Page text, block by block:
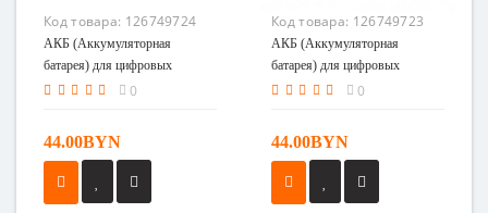
Код товара: 126749724
АКБ (Аккумуляторная
батарея) для цифровых
фотоаппаратов Pentax D-Li109
0
44.00BYN
Код товара: 126749723
АКБ (Аккумуляторная
батарея) для цифровых
фотоаппаратов Pentax D-Li109
0
44.00BYN